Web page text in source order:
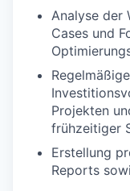
Analyse der
Cases und
Projekten
frühzeitiger
Erstellung
Reports